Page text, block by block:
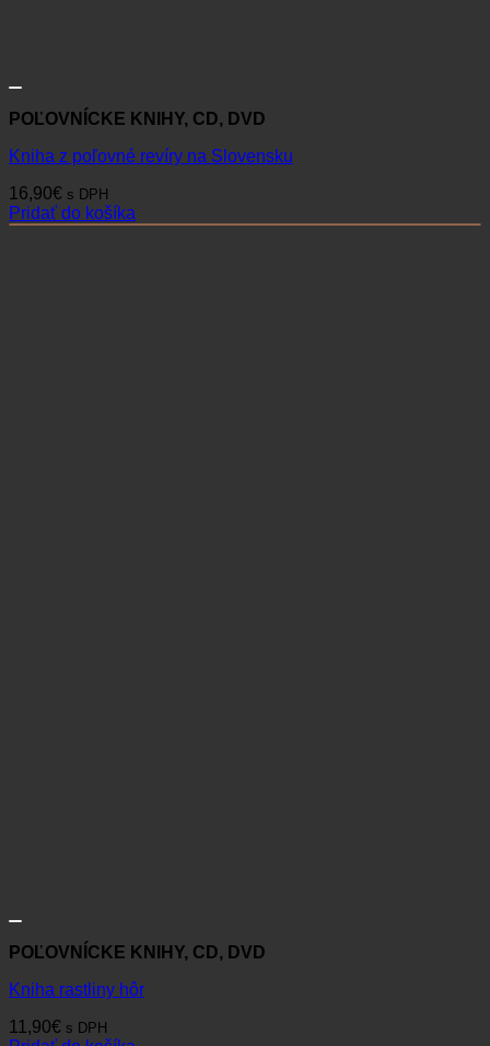
POĽOVNÍCKE KNIHY, CD, DVD
Kniha z poľovné revíry na Slovensku
16,90€ s DPH
Pridať do košíka
POĽOVNÍCKE KNIHY, CD, DVD
Kniha rastliny hôr
11,90€ s DPH